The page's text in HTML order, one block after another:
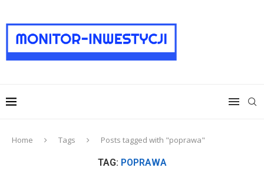
Home Tags Posts tagged with "poprawa"
TAG: POPRAWA